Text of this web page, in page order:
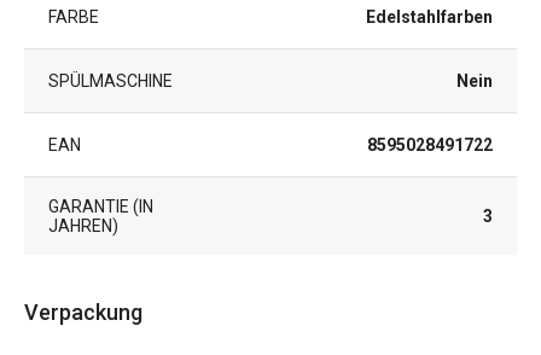
FARBE Edelstahlfarben
SPÜLMASCHINE Nein
EAN 8595028491722
GARANTIE (IN
JAHREN)
3
Verpackung